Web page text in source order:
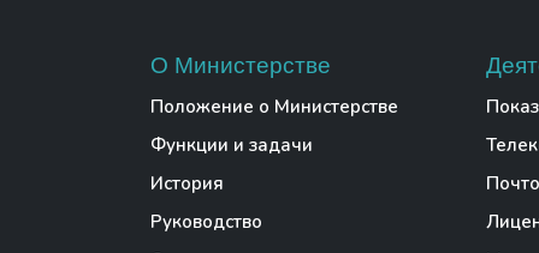
О Министерстве
Положение о Министерстве
Функции и задачи
История
Руководство